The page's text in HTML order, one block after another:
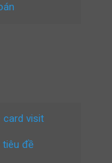
card visit
tiêu đề